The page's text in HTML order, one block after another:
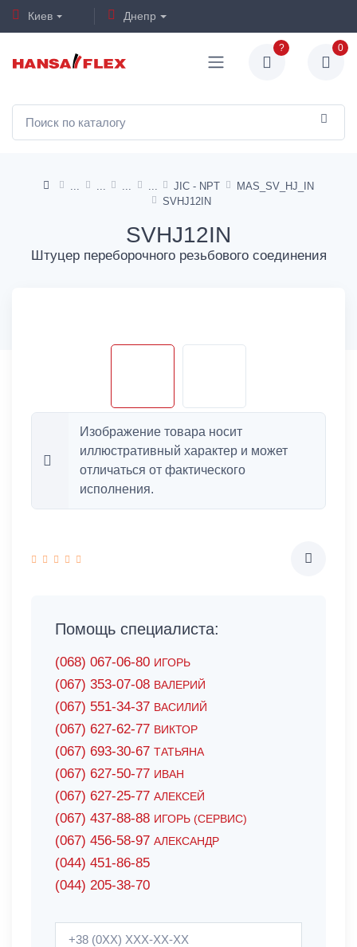
Киев Днепр
? 0
JIC - NPT
MAS_SV_HJ_IN
SVHJ12IN
SVHJ12IN
Штуцер переборочного резьбового соединения
Изображение товара носит
иллюстративный характер и может
отличаться от фактического
исполнения.
Помощь специалиста:
(068) 067-06-80 ИГОРЬ
(067) 353-07-08 ВАЛЕРИЙ
(067) 551-34-37 ВАСИЛИЙ
(067) 627-62-77 ВИКТОР
(067) 693-30-67 ТАТЬЯНА
(067) 627-50-77 ИВАН
(067) 627-25-77 АЛЕКСЕЙ
(067) 437-88-88 ИГОРЬ (СЕРВИС)
(067) 456-58-97 АЛЕКСАНДР
(044) 451-86-85
(044) 205-38-70